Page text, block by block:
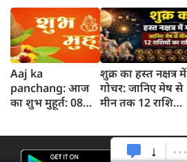
Aaj ka
panchang: आज
का शुभ मुहूर्त: 08
और शुभ समय
शुक्र का हस्त नक्षत्र में
गोचर: जानिए मेष से
मीन तक 12 राशियों